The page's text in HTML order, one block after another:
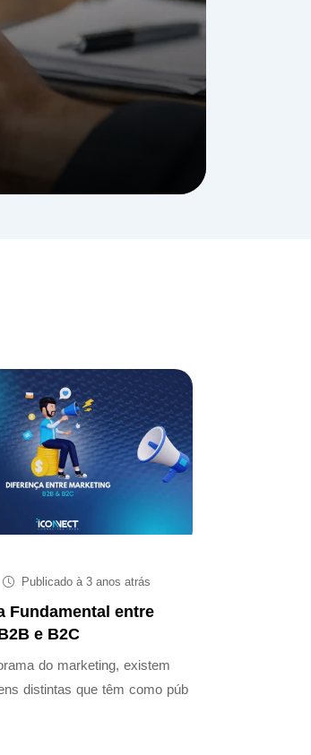
Publicado à 3 anos atrás
Fundamental entre
e B2C
do marketing, existem
distintas que têm como púb